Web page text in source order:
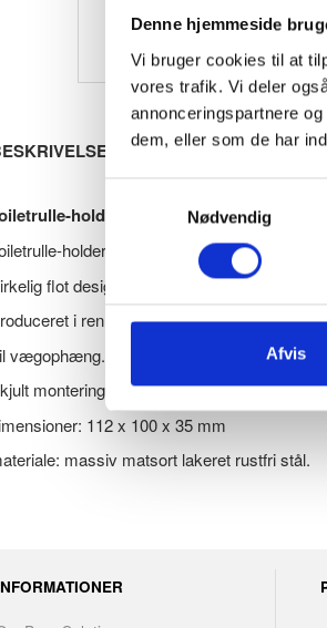
Denne hjemmeside
Vi bruger cookies til at
vores trafik. Vi deler
annonceringspartnere
dem, eller som de har
Nødvendig
Afvis
holder, enkelt rulle, sort rustfri
holder til en enkelt rulle toiletpapir.
flot design og finish - Kvaliteten er helt i
i ren massiv matsort lakeret
vægophæng. Passer til standard toiletruller.
monteringssystem som ikke ses. Plugs
112 x 100 x 35 mm
massiv matsort lakeret rustfri stål.